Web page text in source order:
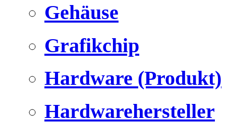
Gehäuse
Grafikchip
Hardware (Produkt)
Hardwarehersteller